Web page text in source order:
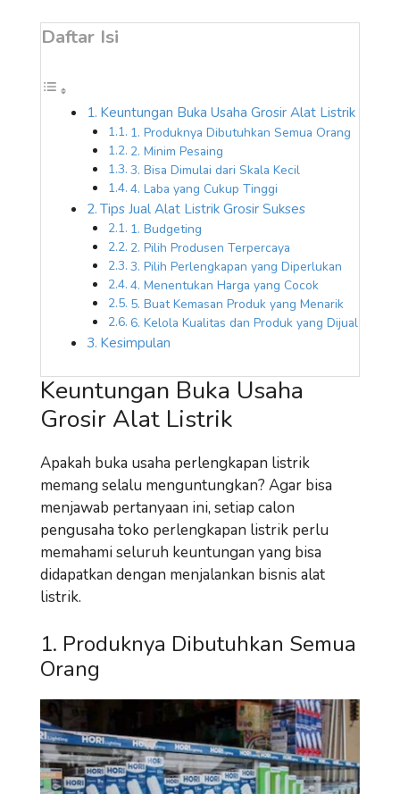
Daftar Isi
Keuntungan Buka Usaha Grosir Alat Listrik
1. Produknya Dibutuhkan Semua Orang
2. Minim Pesaing
3. Bisa Dimulai dari Skala Kecil
4. Laba yang Cukup Tinggi
Tips Jual Alat Listrik Grosir Sukses
1. Budgeting
2. Pilih Produsen Terpercaya
3. Pilih Perlengkapan yang Diperlukan
4. Menentukan Harga yang Cocok
5. Buat Kemasan Produk yang Menarik
6. Kelola Kualitas dan Produk yang Dijual
Kesimpulan
Keuntungan Buka Usaha
Grosir Alat Listrik
Apakah buka usaha perlengkapan listrik
memang selalu menguntungkan? Agar bisa
menjawab pertanyaan ini, setiap calon
pengusaha toko perlengkapan listrik perlu
memahami seluruh keuntungan yang bisa
didapatkan dengan menjalankan bisnis alat
listrik.
1. Produknya Dibutuhkan Semua
Orang